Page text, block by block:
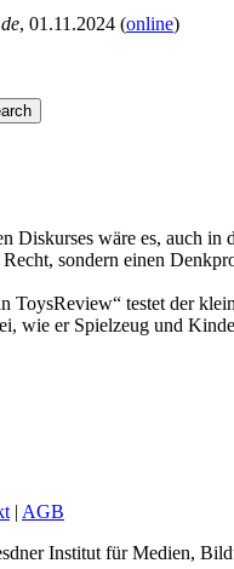
, 01.11.2024 (online)
Diskurses wäre es, auch in
sondern einen
ToysReview“ testet der
wie er Spielzeug und
| AGB
Institut für Medien,